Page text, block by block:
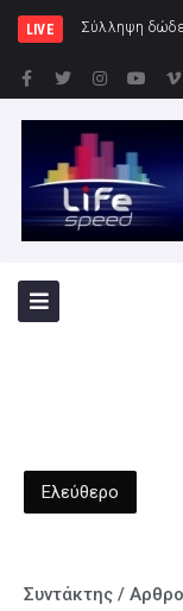
LIVE Σύλληψη
Ελεύθερο
Συντάκτης /